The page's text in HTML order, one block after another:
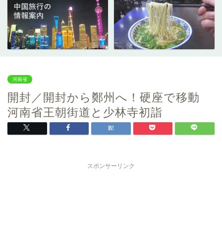
河南省
開封／開封から鄭州へ！硬座で移動
河南省王朝街道と少林寺初詣
スポンサーリンク